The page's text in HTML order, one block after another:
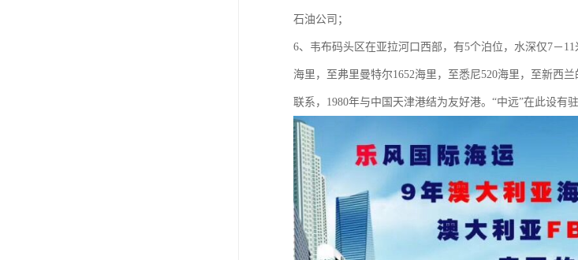
石油公司；
6、韦布码头区在亚拉河口西部，有5个泊位，水深仅7－
海里，至弗里曼特尔1652海里，至悉尼520海里，至新西
联系，1980年与中国天津港结为友好港。“中远”在此设有驻